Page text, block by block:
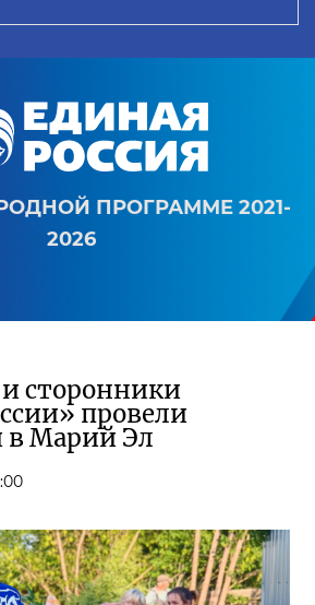
ПРОГРАММЕ 2021-
2026
сторонники
провели
в Марий Эл